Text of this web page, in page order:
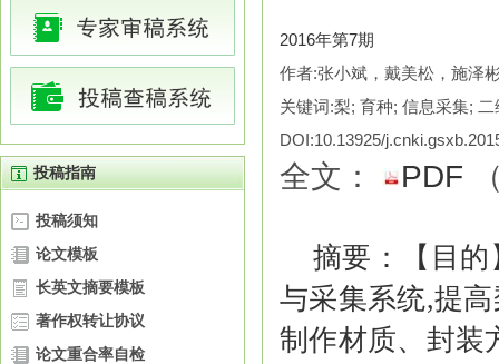
投稿指南
投稿须知
论文模板
长英文摘要模板
著作权转让协议
论文重合率自检
2016年第7期
作者:张小斌，戴美松，施泽
关键词:梨; 育种; 信息采集;
DOI:10.13925/
全文： PDF
摘要：
【目
与采集系统,提
制作材质、封装